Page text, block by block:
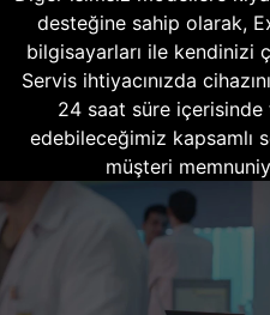
desteğine sahip olarak,
bilgisayarları ile kendinizi
Servis ihtiyacınızda
24 saat süre
edebileceğimiz kapsamlı
müşteri